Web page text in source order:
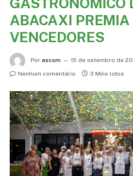
ABACAXI PREMIA
VENCEDORES
Por ascom
15 de setembro de
Nenhum comentário
3 Mins lidos